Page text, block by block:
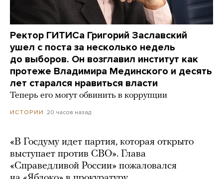
Ректор ГИТИСа Григорий Заславский
ушел с поста за несколько недель
до выборов. Он возглавил институт как
протеже Владимира Мединского и десять
лет старался нравиться власти
Теперь его могут обвинить в коррупции
ИСТОРИИ 20 часов назад
«В Госдуму идет партия, которая открыто
выступает против СВО». Глава
«Справедливой России» пожаловался